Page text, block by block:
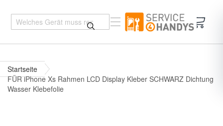
Startseite
FÜR iPhone Xs Rahmen LCD Display Kleber SCHWARZ Dichtung
Wasser Klebefolie